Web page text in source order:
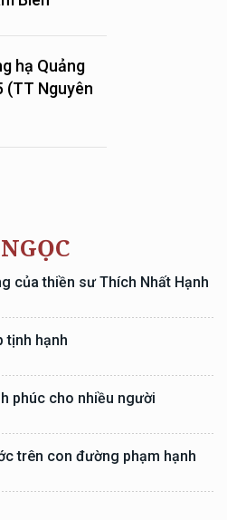
hạ Quảng
(TT Nguyên
của thiền sư Thích Nhất Hạnh
tịnh hạnh
phúc cho nhiều người
trên con đường phạm hạnh